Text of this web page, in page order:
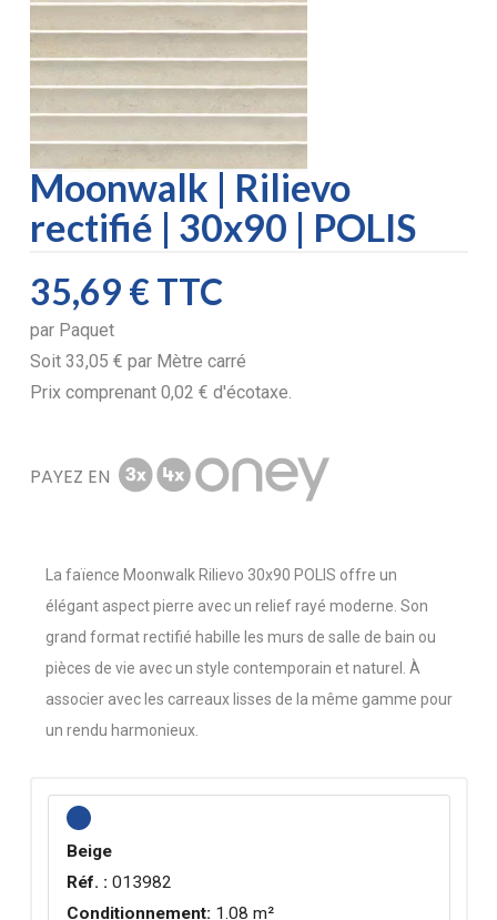
Moonwalk | Rilievo
rectifié | 30x90 | POLIS
35,69 €TTC
par Paquet
Soit 33,05 € par Mètre carré
Prix comprenant 0,02 € d'écotaxe.
PAYEZ EN
La faïence Moonwalk Rilievo 30x90 POLIS offre un
élégant aspect pierre avec un relief rayé moderne. Son
grand format rectifié habille les murs de salle de bain ou
pièces de vie avec un style contemporain et naturel. À
associer avec les carreaux lisses de la même gamme pour
un rendu harmonieux.
Beige
Réf. : 013982
Conditionnement: 1.08 m²